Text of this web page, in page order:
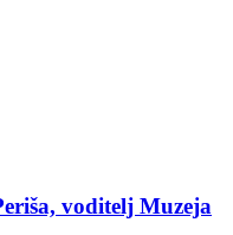
voditelj Muzeja